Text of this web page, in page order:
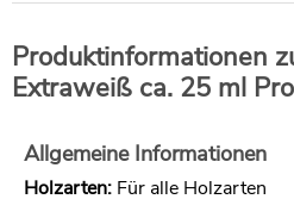
Produktinformationen
Extraweiß ca. 25 ml
Allgemeine Informationen
Holzarten: Für alle Holzarten